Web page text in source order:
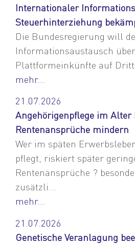
Internationaler
Steuerhinterziehung
Die Bundesregierung will
Informationsaustausch
Plattformeinkünfte auf
mehr...
21.07.2026
Angehörigenpflege im Alter
Rentenansprüche mindern
Wer im späten
pflegt, riskiert später
Rentenansprüche ?
zusätzli...
mehr...
21.07.2026
Genetische Veranlagung